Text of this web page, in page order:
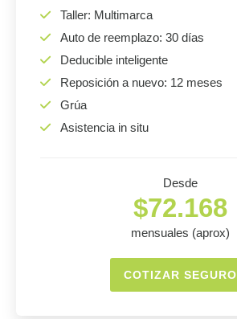
Taller: Multimarca
Auto de reemplazo: 30 días
Deducible inteligente
Reposición a nuevo: 12 meses
Grúa
Asistencia in situ
Desde
$72.168
mensuales (aprox)
COTIZAR SEGURO